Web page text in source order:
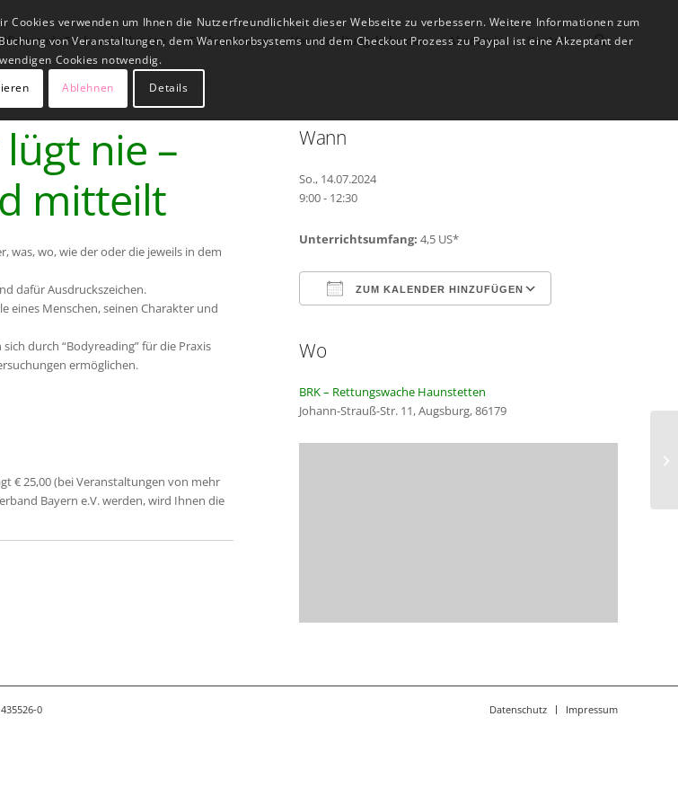
Fachausbildungen Fachseminare Veranstaltungskalender Akademie Kontakt
nie –
mitteilt
was, wo, wie der oder die jeweils in dem
dafür Ausdruckszeichen.
eines Menschen, seinen Charakter und
durch “Bodyreading” für die Praxis
ermöglichen.
€ 25,00 (bei Veranstaltungen von mehr
Bayern e.V. werden, wird Ihnen die
Wann
So., 14.07.2024
9:00 - 12:30
Unterrichtsumfang: 4,5 US*
ZUM KALENDER HINZUFÜGEN
Wo
BRK – Rettungswache Haunstetten
Johann-Strauß-Str. 11, Augsburg, 86179
0 Datenschutz Impressum
verwenden um Ihnen die Nutzerfreundlichkeit dieser Webseite zu verbessern. Weitere Informationen zum
von Veranstaltungen, dem Warenkorbsystems und dem Checkout Prozess zu Paypal ist eine Akzeptant der
Cookies notwendig.
Ablehnen Details